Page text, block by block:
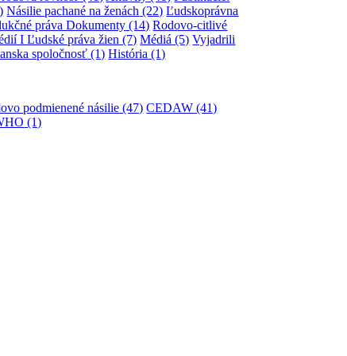
Násilie pachané na ženách (22) Ľudskoprávna
práva Dokumenty (14) Rodovo-citlivé
I Ľudské práva žien (7) Médiá (5) Vyjadrili
spoločnosť (1) História (1)
podmienené násilie (47) CEDAW (41)
(1)